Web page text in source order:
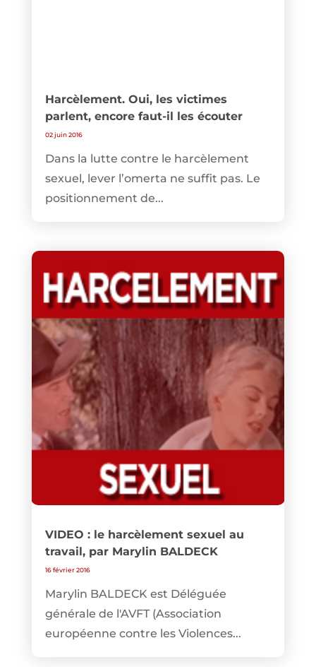
Harcèlement. Oui, les victimes
parlent, encore faut-il les écouter
02 juin 2016
Dans la lutte contre le harcèlement
sexuel, lever l’omerta ne suffit pas. Le
positionnement de...
VIDEO : le harcèlement sexuel au
travail, par Marylin BALDECK
16 février 2016
Marylin BALDECK est Déléguée
générale de l'AVFT (Association
européenne contre les Violences...